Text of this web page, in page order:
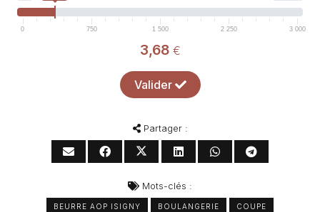
0 750 1 500 2 250 3 000
3,68€
Valider
Partager :
Mots-clés :
BEURRE AOP ISIGNY BOULANGERIE COUPE